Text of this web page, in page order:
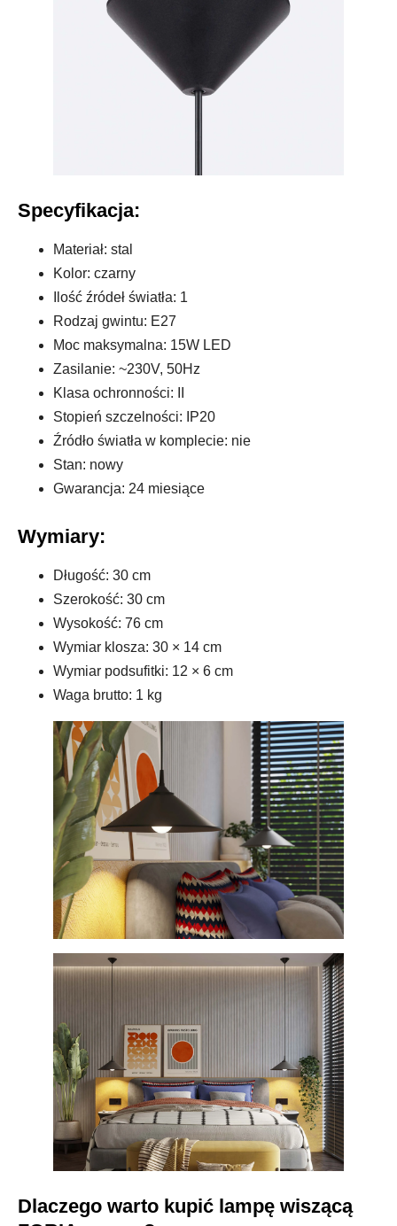
Specyfikacja:
Materiał: stal
Kolor: czarny
Ilość źródeł światła: 1
Rodzaj gwintu: E27
Moc maksymalna: 15W LED
Zasilanie: ~230V, 50Hz
Klasa ochronności: II
Stopień szczelności: IP20
Źródło światła w komplecie: nie
Stan: nowy
Gwarancja: 24 miesiące
Wymiary:
Długość: 30 cm
Szerokość: 30 cm
Wysokość: 76 cm
Wymiar klosza: 30 × 14 cm
Wymiar podsufitki: 12 × 6 cm
Waga brutto: 1 kg
Dlaczego warto kupić lampę wiszącą